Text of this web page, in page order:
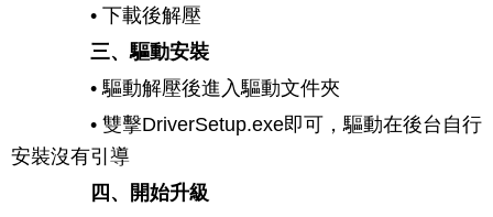
• 下載後解壓
三、驅動安裝
• 驅動解壓後進入驅動文件夾
• 雙擊DriverSetup.exe即可，驅動在後台自行
安裝沒有引導
四、開始升級